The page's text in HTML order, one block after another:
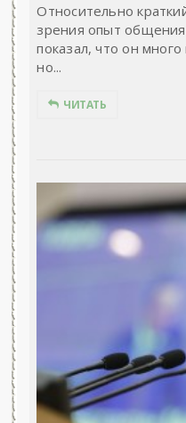
Относительно
зрения опыт
показал, что он
но...
ЧИТАТЬ